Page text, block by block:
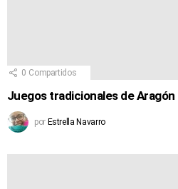
0 Compartidos
Juegos tradicionales de Aragón
por Estrella Navarro